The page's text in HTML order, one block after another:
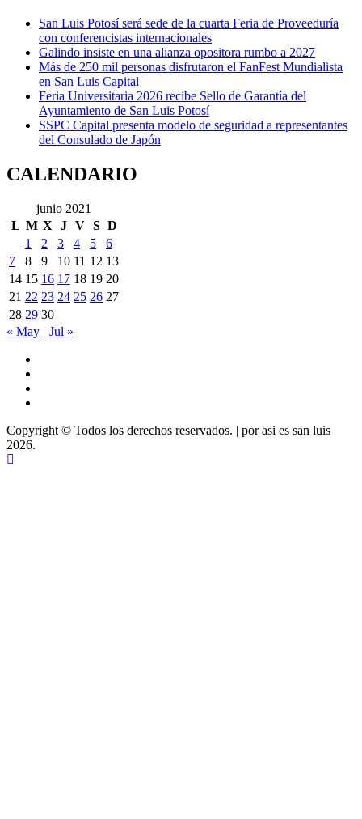
San Luis Potosí será sede de la cuarta Feria de Proveeduría
con conferencistas internacionales
Galindo insiste en una alianza opositora rumbo a 2027
Más de 250 mil personas disfrutaron el FanFest Mundialista
en San Luis Capital
Feria Universitaria 2026 recibe Sello de Garantía del
Ayuntamiento de San Luis Potosí
SSPC Capital presenta modelo de seguridad a representantes
del Consulado de Japón
CALENDARIO
junio 2021
L M X J V S D
1
2 3 4 5
6
7
8 9 10 11 12 13
14 15 16 17 18 19 20
21 22 23 24 25 26 27
28 29 30
« May
Jul »
Copyright © Todos los derechos reservados. | por asi es san luis
2026.